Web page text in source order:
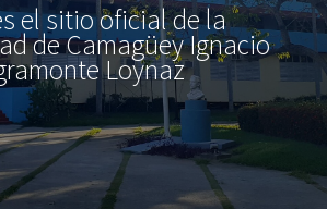
el sitio oficial de la
de Camagüey Ignacio
Loynaz